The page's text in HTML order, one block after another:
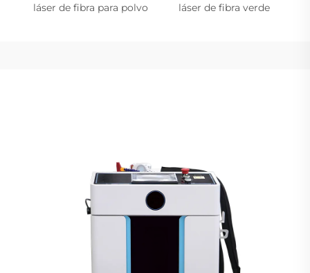
láser de fibra para polvo láser de fibra verde